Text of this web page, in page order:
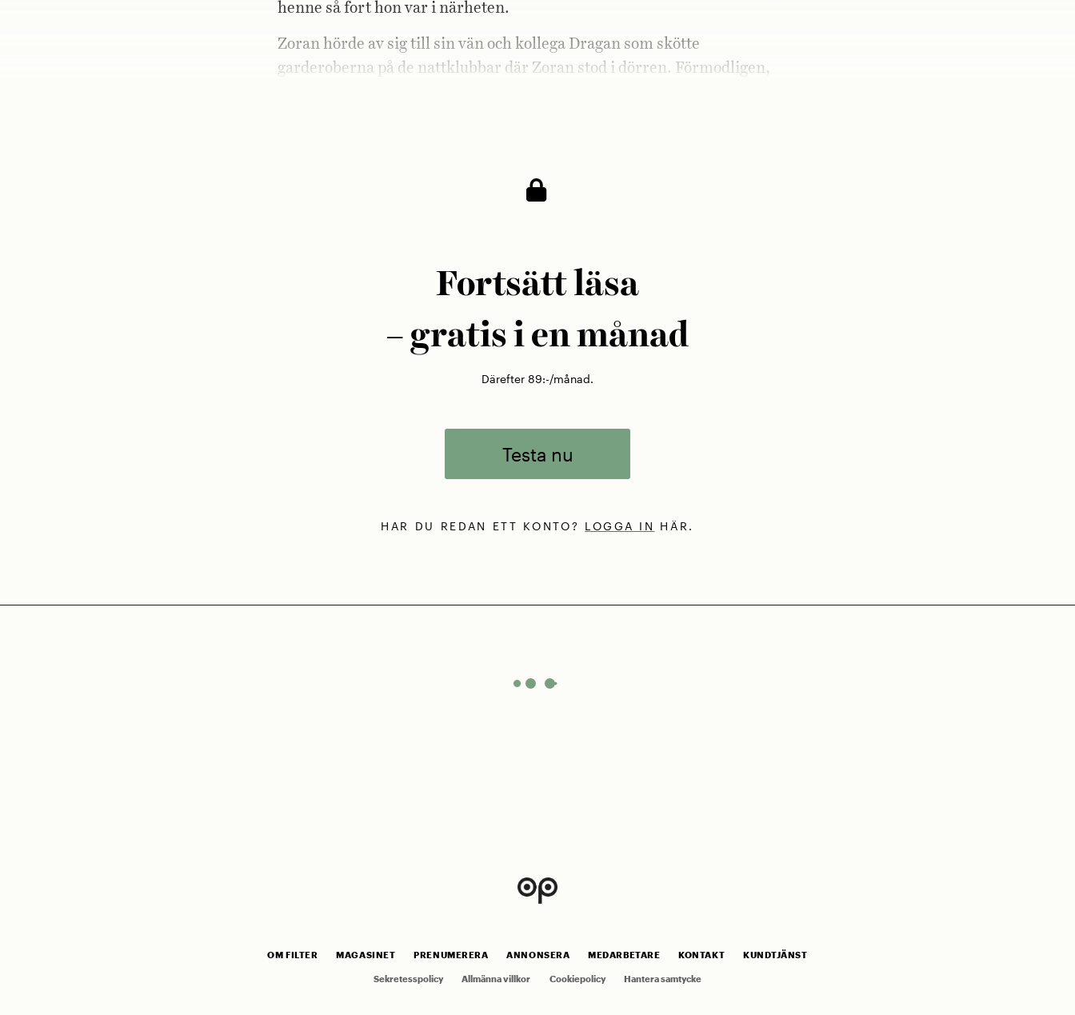
henne så fort hon var i närheten.
Zoran hörde av sig till sin vän och kollega Dragan som skötte
garderoberna på de nattklubbar där Zoran stod i dörren. Förmodligen,
Fortsätt läsa
– gratis i en månad
Därefter 89:-/månad.
Testa nu
HAR DU REDAN ETT KONTO? LOGGA IN HÄR.
OM FILTER MAGASINET PRENUMERERA ANNONSERA MEDARBETARE KONTAKT KUNDTJÄNST
Sekretesspolicy Allmänna villkor Cookiepolicy Hantera samtycke